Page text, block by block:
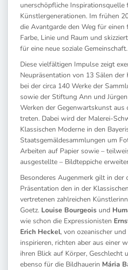
unerschöpfliche Inspirationsquelle
Künstlergenerationen. Im frühen
die Avantgarde den Weg für einen
Farbe, Linie und Raum und
für eine neue soziale Gemeinschaft.
Diese vielfältigen Impulse zeigt
Neupräsentation von 13 Sälen der
bei der circa 140 Werke der
sowie der Stiftung Ann und
Werken der Gegenwartskunst aus
treten. Dabei wird der Malerei-
Klassischen Moderne in den
Staatsgemäldesammlungen um
Arbeiten auf Papier sowie –
ausgestellte – Bildteppiche
Besonderes Augenmerk gilt in der
Präsentation den in der
vertretenen zahlreichen
Goetz. Louise Bourgeois und
wie schon die Expressionisten
Erich Heckel, von ozeanischer
inspirieren, richten aber aus einer
ihren Blick auf Körper, Geschlecht
ebenso für die Bildhauerin Mária